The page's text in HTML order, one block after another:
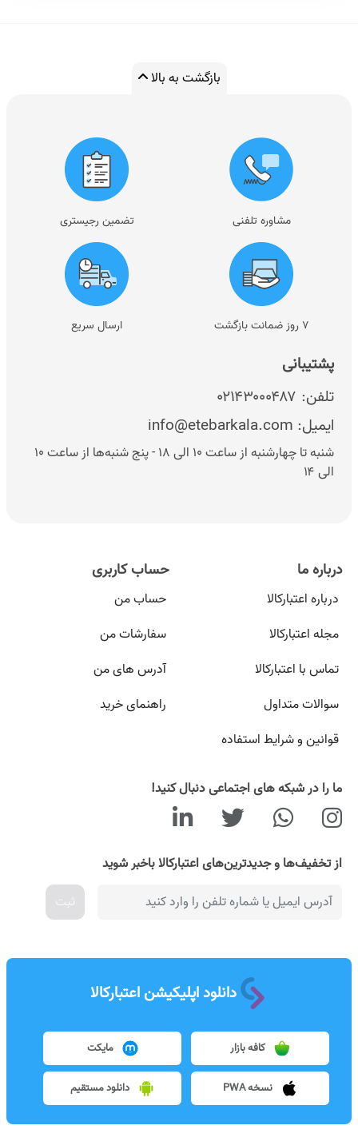
بازگشت به بالا
پشتیبانی
تلفن: ۰۲۱۴۳۰۰۰۴۸۷
ایمیل: info@etebarkala.com
شنبه تا چهارشنبه از ساعت ۱۰ الی ۱۸ - پنج شنبه‌ها از ساعت ۱۰
الی ۱۴
مشاوره تلفنی تضمین رجیستری
۷ روز ضمانت بازگشت ارسال سریع
درباره ما
درباره اعتبارکالا
مجله اعتبارکالا
تماس با اعتبارکالا
سوالات متداول
قوانین و شرایط استفاده
حساب کاربری
حساب من
سفارشات من
آدرس های من
راهنمای خرید
ما را در شبکه های اجتماعی دنبال کنید!
از تخفیف‌ها و جدیدترین‌های اعتبارکالا باخبر شوید
ثبت
دانلود اپلیکیشن اعتبارکالا
کافه بازار مایکت
نسخه PWA دانلود مستقیم